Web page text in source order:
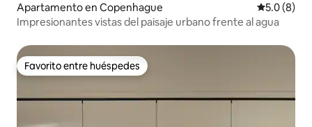
Apartamento en Copenhague
5.0 (8)
Impresionantes vistas del paisaje urbano frente al agua
Favorito entre huéspedes
Favorito entre huéspedes